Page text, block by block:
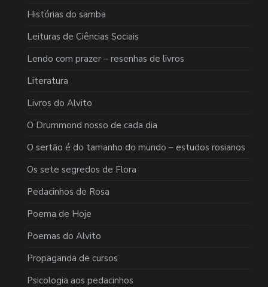
Histórias do samba
Leituras de Ciências Sociais
Lendo com prazer – resenhas de livros
Literatura
Livros do Alvito
O Drummond nosso de cada dia
O sertão é do tamanho do mundo – estudos rosianos
Os sete segredos de Flora
Pedacinhos de Rosa
Poema de Hoje
Poemas do Alvito
Propaganda de cursos
Psicologia aos pedacinhos